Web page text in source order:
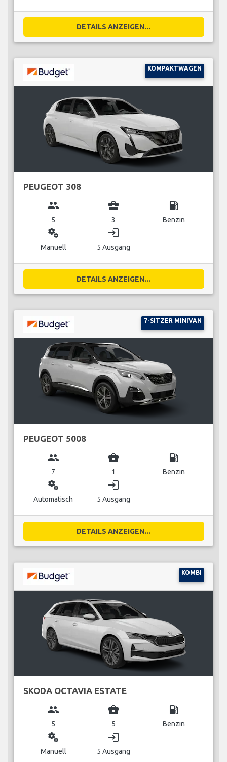
DETAILS ANZEIGEN...
KOMPAKTWAGEN
PEUGEOT 308
group
5
business_center
3
local_gas_station
Benzin
miscellaneous_services
Manuell
login
5 Ausgang
DETAILS ANZEIGEN...
7-SITZER MINIVAN
PEUGEOT 5008
group
7
business_center
1
local_gas_station
Benzin
miscellaneous_services
Automatisch
login
5 Ausgang
DETAILS ANZEIGEN...
KOMBI
SKODA OCTAVIA ESTATE
group
5
business_center
5
local_gas_station
Benzin
miscellaneous_services
Manuell
login
5 Ausgang